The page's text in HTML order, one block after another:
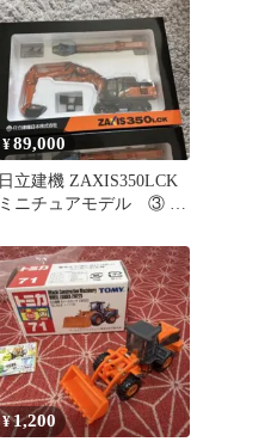
¥89,000
日立建機 ZAXIS350LCK
ミニチュアモデル ③ 在
¥1,200